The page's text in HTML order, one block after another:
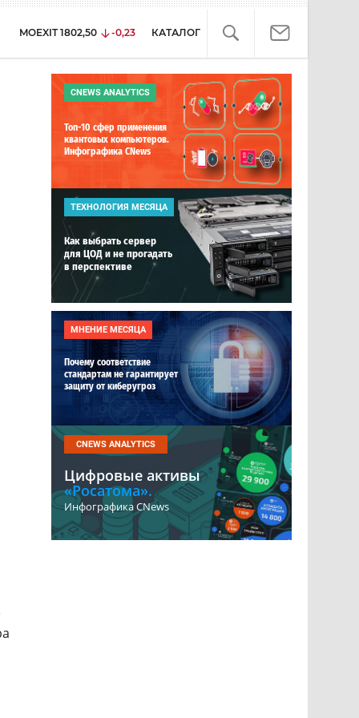
MOEXIT 1802,50 -0,23 КАТАЛОГ
CNEWS ANALYTICS
Топ-10 сфер применения
квантовых компьютеров.
Инфографика CNews
ТЕХНОЛОГИЯ МЕСЯЦА
Как выбрать сервер
для ЦОД и не прогадать
в перспективе
МНЕНИЕ МЕСЯЦА
Почему соответствие
стандартам не гарантирует
защиту от киберугроз
CNEWS ANALYTICS
Цифровые активы
«Росатома».
Инфографика CNews